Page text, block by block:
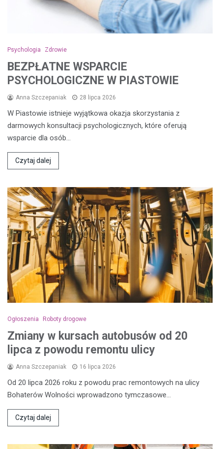
Psychologia Zdrowie
BEZPŁATNE WSPARCIE
PSYCHOLOGICZNE W PIASTOWIE
Anna Szczepaniak 28 lipca 2026
W Piastowie istnieje wyjątkowa okazja skorzystania z
darmowych konsultacji psychologicznych, które oferują
wsparcie dla osób…
Czytaj dalej
Ogłoszenia Roboty drogowe
Zmiany w kursach autobusów od 20
lipca z powodu remontu ulicy
Anna Szczepaniak 16 lipca 2026
Od 20 lipca 2026 roku z powodu prac remontowych na ulicy
Bohaterów Wolności wprowadzono tymczasowe…
Czytaj dalej